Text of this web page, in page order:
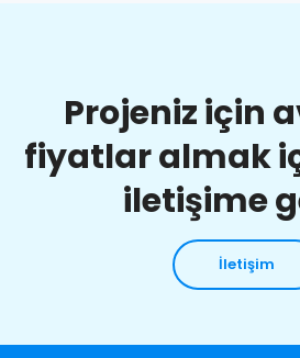
Projeniz için
fiyatlar almak
iletişime
İletişim